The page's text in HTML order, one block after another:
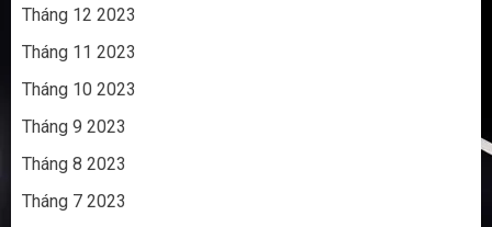
Tháng 12 2023
Tháng 11 2023
Tháng 10 2023
Tháng 9 2023
Tháng 8 2023
Tháng 7 2023